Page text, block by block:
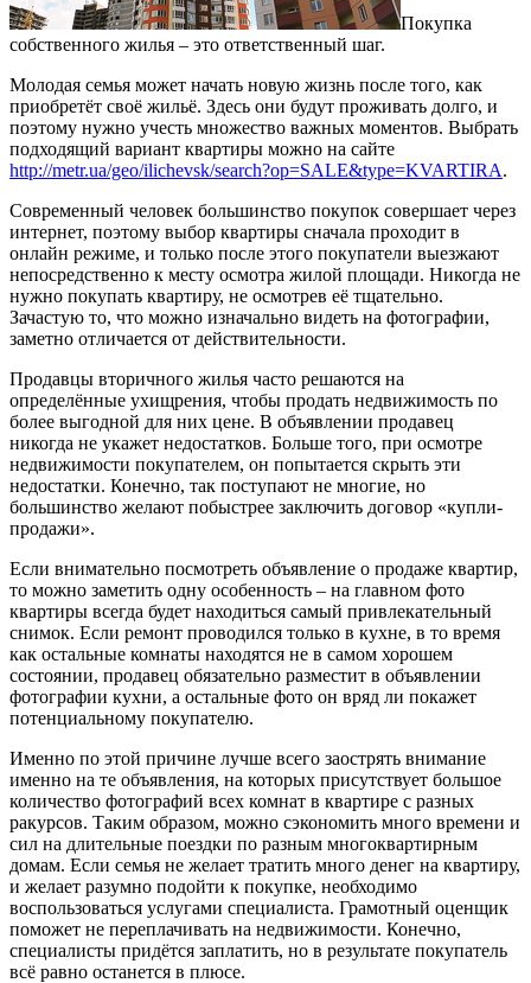
Покупка
собственного жилья – это ответственный шаг.
Молодая семья может начать новую жизнь после того, как
приобретёт своё жильё. Здесь они будут проживать долго, и
поэтому нужно учесть множество важных моментов. Выбрать
подходящий вариант квартиры можно на сайте
http://metr.ua/geo/ilichevsk/search?op=SALE&type=KVARTIRA.
Современный человек большинство покупок совершает через
интернет, поэтому выбор квартиры сначала проходит в
онлайн режиме, и только после этого покупатели выезжают
непосредственно к месту осмотра жилой площади. Никогда не
нужно покупать квартиру, не осмотрев её тщательно.
Зачастую то, что можно изначально видеть на фотографии,
заметно отличается от действительности.
Продавцы вторичного жилья часто решаются на
определённые ухищрения, чтобы продать недвижимость по
более выгодной для них цене. В объявлении продавец
никогда не укажет недостатков. Больше того, при осмотре
недвижимости покупателем, он попытается скрыть эти
недостатки. Конечно, так поступают не многие, но
большинство желают побыстрее заключить договор «купли-
продажи».
Если внимательно посмотреть объявление о продаже квартир,
то можно заметить одну особенность – на главном фото
квартиры всегда будет находиться самый привлекательный
снимок. Если ремонт проводился только в кухне, в то время
как остальные комнаты находятся не в самом хорошем
состоянии, продавец обязательно разместит в объявлении
фотографии кухни, а остальные фото он вряд ли покажет
потенциальному покупателю.
Именно по этой причине лучше всего заострять внимание
именно на те объявления, на которых присутствует большое
количество фотографий всех комнат в квартире с разных
ракурсов. Таким образом, можно сэкономить много времени и
сил на длительные поездки по разным многоквартирным
домам. Если семья не желает тратить много денег на квартиру,
и желает разумно подойти к покупке, необходимо
воспользоваться услугами специалиста. Грамотный оценщик
поможет не переплачивать на недвижимости. Конечно,
специалисты придётся заплатить, но в результате покупатель
всё равно останется в плюсе.